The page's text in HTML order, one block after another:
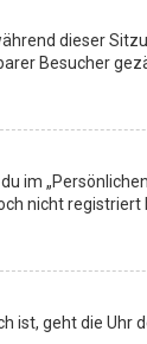
dieser
Besucher
im
nicht
geht die